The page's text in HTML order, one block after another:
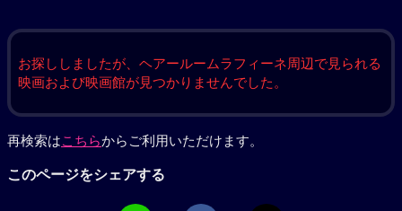
お探ししましたが、ヘアールームラフィーネ周辺で見られる
映画および映画館が見つかりませんでした。
再検索はこちらからご利用いただけます。
このページをシェアする